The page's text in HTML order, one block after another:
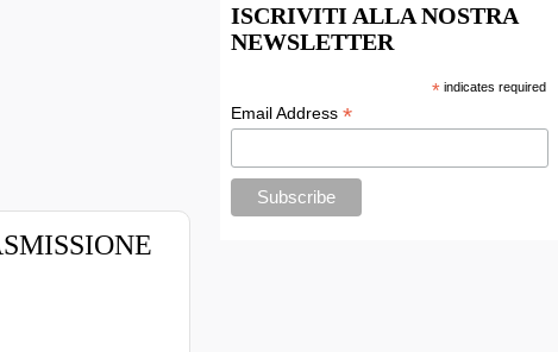
ISCRIVITI ALLA NOSTRA
NEWSLETTER
*indicates required
Email Address *